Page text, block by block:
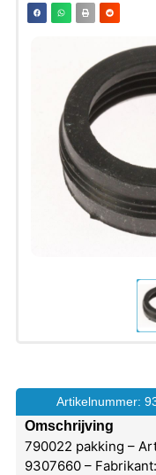
Artikelnummer:
Omschrijving
790022 pakking –
9307660 – Fabrikant: